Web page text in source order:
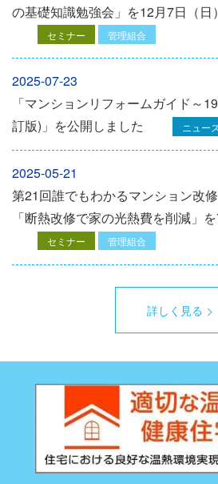
の基礎知識勉強会」を12⽉7⽇（⽇
セミナー 管理組合
2025-07-23
「マンションリフォームガイド～
訂版)」を公開しました
ニュース
2025-05-21
第21回誰でもわかるマンション改
「断熱改修で家の光熱費を削減」
セミナー 管理組合
詳しく見る